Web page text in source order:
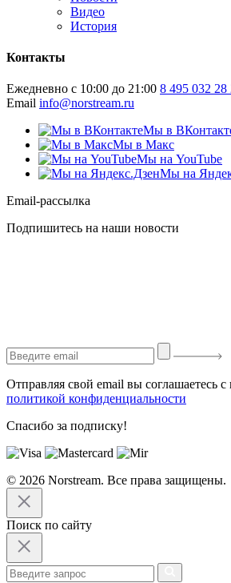
Видео
История
Контакты
Ежедневно с 10:00 до 21:00 8 495 032 28
Email info@norstream.ru
Мы в
Мы в Макс
Мы на YouTube
Мы на
Email-рассылка
Подпишитесь на наши новости
Отправляя свой email вы соглашаетесь
политикой конфиденциальности
Спасибо за подписку!
© 2026 Norstream. Все права защищены.
Поиск по сайту